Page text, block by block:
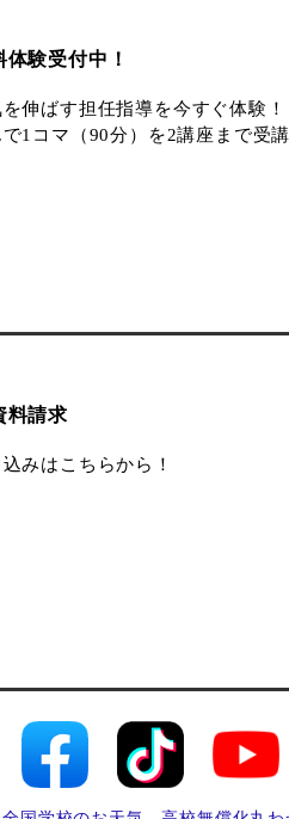
験受付中！
伸ばす担任指導を今すぐ体験！
1コマ（90分）を2講座まで受
料請求
みはこちらから！